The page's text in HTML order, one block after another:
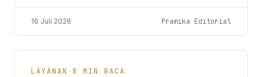
sebelum produksi.
16 Juli 2026 Pramika Editorial
LAYANAN · 8 MIN BACA